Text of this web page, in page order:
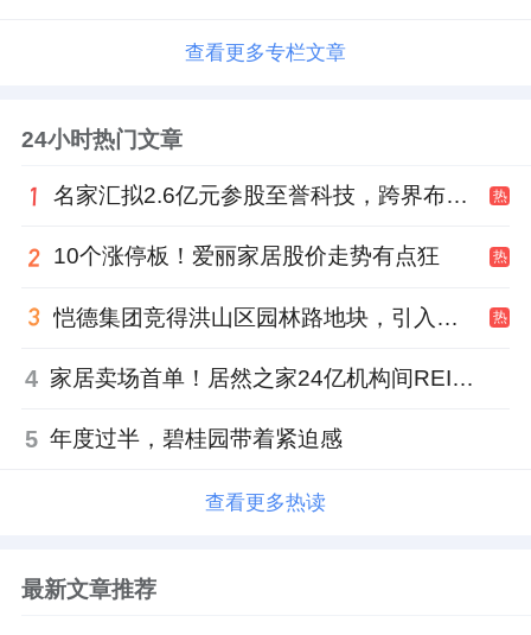
查看更多专栏文章
24小时热门文章
名家汇拟2.6亿元参股至誉科技，跨界布局工业级固态存储 热
10个涨停板！爱丽家居股价走势有点狂 热
恺德集团竞得洪山区园林路地块，引入贝好家C2M产品定位及营销服务 热
4 家居卖场首单！居然之家24亿机构间REITs获深交所无异议函
5 年度过半，碧桂园带着紧迫感
查看更多热读
最新文章推荐